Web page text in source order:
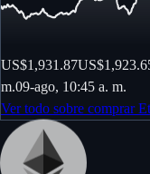
US$1,931.87
m.09-ago, 10:45 a. m.
Ver todo sobre comprar